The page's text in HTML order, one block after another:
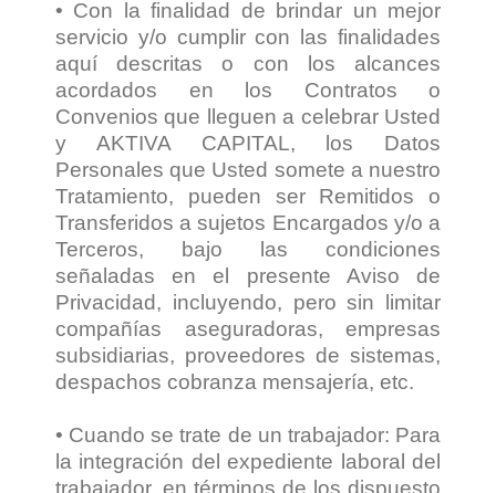
• Con la finalidad de brindar un mejor
servicio y/o cumplir con las finalidades
aquí descritas o con los alcances
acordados en los Contratos o
Convenios que lleguen a celebrar Usted
y AKTIVA CAPITAL, los Datos
Personales que Usted somete a nuestro
Tratamiento, pueden ser Remitidos o
Transferidos a sujetos Encargados y/o a
Terceros, bajo las condiciones
señaladas en el presente Aviso de
Privacidad, incluyendo, pero sin limitar
compañías aseguradoras, empresas
subsidiarias, proveedores de sistemas,
despachos cobranza mensajería, etc.
• Cuando se trate de un trabajador: Para
la integración del expediente laboral del
trabajador, en términos de los dispuesto